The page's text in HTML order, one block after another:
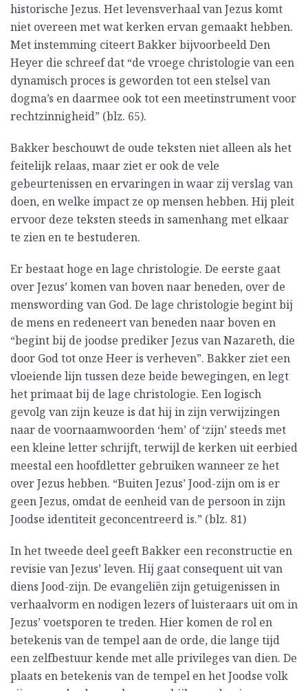
historische Jezus. Het levensverhaal van Jezus komt
niet overeen met wat kerken ervan gemaakt hebben.
Met instemming citeert Bakker bijvoorbeeld Den
Heyer die schreef dat “de vroege christologie van een
dynamisch proces is geworden tot een stelsel van
dogma’s en daarmee ook tot een meetinstrument voor
rechtzinnigheid” (blz. 65).
Bakker beschouwt de oude teksten niet alleen als het
feitelijk relaas, maar ziet er ook de vele
gebeurtenissen en ervaringen in waar zij verslag van
doen, en welke impact ze op mensen hebben. Hij pleit
ervoor deze teksten steeds in samenhang met elkaar
te zien en te bestuderen.
Er bestaat hoge en lage christologie. De eerste gaat
over Jezus’ komen van boven naar beneden, over de
menswording van God. De lage christologie begint bij
de mens en redeneert van beneden naar boven en
“begint bij de joodse prediker Jezus van Nazareth, die
door God tot onze Heer is verheven”. Bakker ziet een
vloeiende lijn tussen deze beide bewegingen, en legt
het primaat bij de lage christologie. Een logisch
gevolg van zijn keuze is dat hij in zijn verwijzingen
naar de voornaamwoorden ‘hem’ of ‘zijn’ steeds met
een kleine letter schrijft, terwijl de kerken uit eerbied
meestal een hoofdletter gebruiken wanneer ze het
over Jezus hebben. “Buiten Jezus’ Jood-zijn om is er
geen Jezus, omdat de eenheid van de persoon in zijn
Joodse identiteit geconcentreerd is.” (blz. 81)
In het tweede deel geeft Bakker een reconstructie en
revisie van Jezus’ leven. Hij gaat consequent uit van
diens Jood-zijn. De evangeliën zijn getuigenissen in
verhaalvorm en nodigen lezers of luisteraars uit om in
Jezus’ voetsporen te treden. Hier komen de rol en
betekenis van de tempel aan de orde, die lange tijd
een zelfbestuur kende met alle privileges van dien. De
plaats en betekenis van de tempel en het Joodse volk